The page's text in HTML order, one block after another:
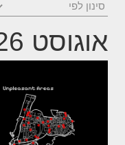
אוגוסט 2026